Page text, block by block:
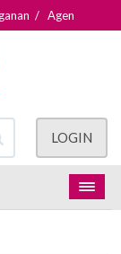
/ Agen
LOGIN